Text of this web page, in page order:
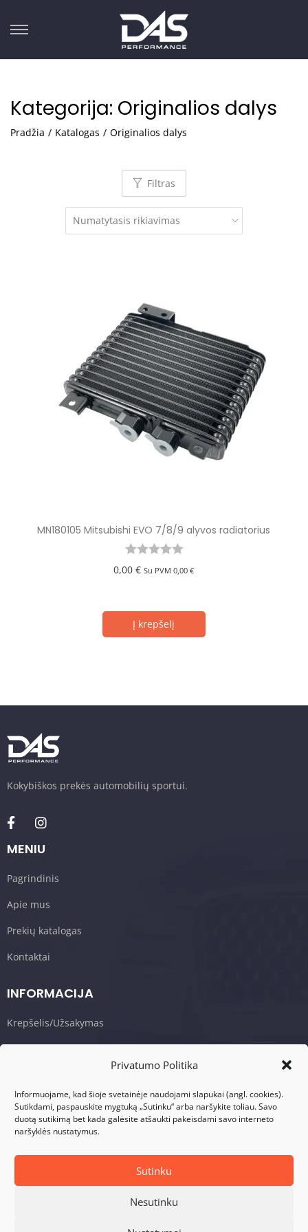
Privatumo Politika
Informuojame, kad šioje svetainėje naudojami slapukai (angl. cookies).
Sutikdami, paspauskite mygtuką „Sutinku“ arba naršykite toliau. Savo
duotą sutikimą bet kada galėsite atšaukti pakeisdami savo interneto
naršyklės nustatymus.
Sutinku
Nesutinku
Kategorija: Originalios dalys
Pradžia / Katalogas / Originalios dalys
Filtras
MN180105 Mitsubishi EVO 7/8/9 alyvos radiatorius
0,00€ Su PVM0,00€
Į krepšelį
Kokybiškos prekės automobilių sportui.
MENIU
Pagrindinis
Apie mus
Prekių katalogas
Kontaktai
INFORMACIJA
Krepšelis/Užsakymas
Sąlygos ir taisyklės
KONTAKTAI
Adresas: Visalaukio g. 75, LT-08456 Vilnius
Telefonas: +370 617 17280